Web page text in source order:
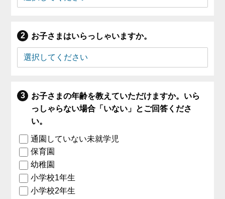
お子さまはいらっしゃいますか。
お子さまの年齢を教えていただけますか。いら
っしゃらない場合「いない」とご回答くださ
い。
通園していない未就学児
保育園
幼稚園
小学校1年生
小学校2年生